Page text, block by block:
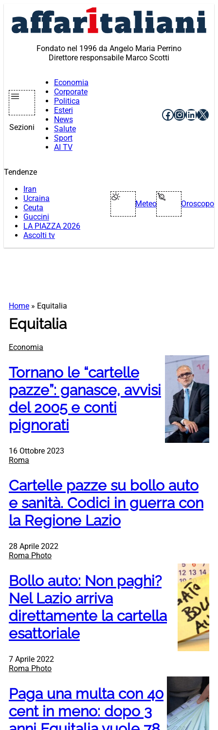
contenuto
Fondato nel 1996 da Angelo Maria Perrino
Direttore responsabile Marco Scotti
Sezioni
Economia
Corporate
Politica
Esteri
News
Salute
Sport
AI TV
Facebook
X
Tendenze
Iran
Ucraina
Ceuta
Guccini
LA PIAZZA 2026
Ascolti tv
Meteo Oroscopo
Home » Equitalia
Equitalia
Economia
Tornano le “cartelle
pazze”: ganasce, avvisi
del 2005 e conti
pignorati
16 Ottobre 2023
Roma
Cartelle pazze su bollo auto
e sanità. Codici in guerra con
la Regione Lazio
28 Aprile 2022
Roma Photo
Bollo auto: Non paghi?
Nel Lazio arriva
direttamente la cartella
esattoriale
7 Aprile 2022
Roma Photo
Paga una multa con 40
cent in meno: dopo 3